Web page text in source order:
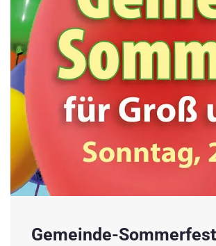
Gemeinde-